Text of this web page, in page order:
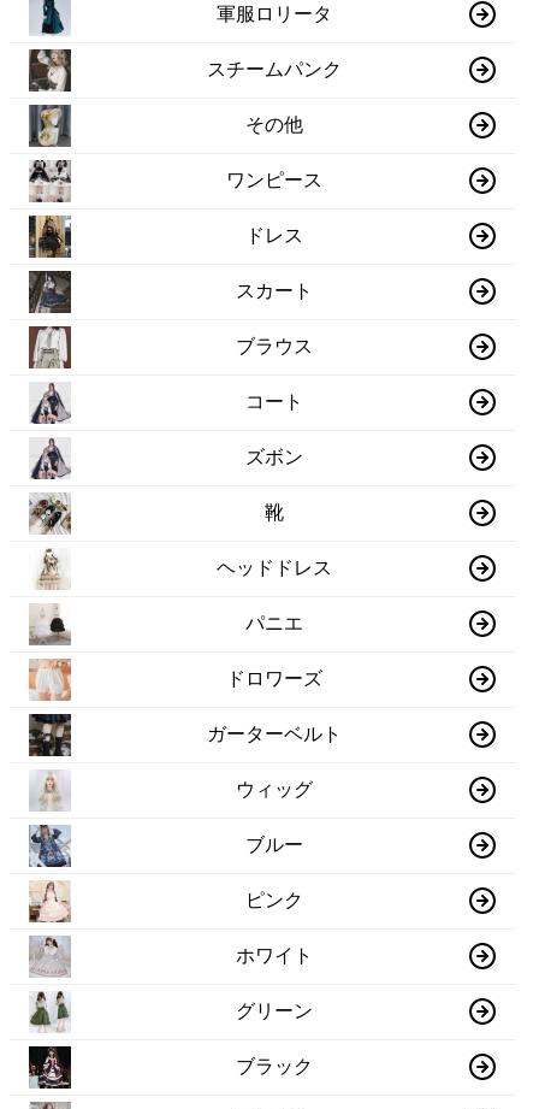
軍服ロリータ
スチームパンク
その他
ワンピース
ドレス
スカート
ブラウス
コート
ズボン
靴
ヘッドドレス
パニエ
ドロワーズ
ガーターベルト
ウィッグ
ブルー
ピンク
ホワイト
グリーン
ブラック